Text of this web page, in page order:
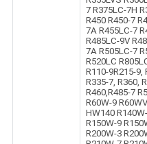
7 R375LC-7H
R450 R450-7
7A R455LC-7
R485LC-9V
7A R505LC-7
R520LC
R110-9R215-9,
R335-7, R360,
R460,R485-7
R60W-9
HW140
R150W-9
R200W-3